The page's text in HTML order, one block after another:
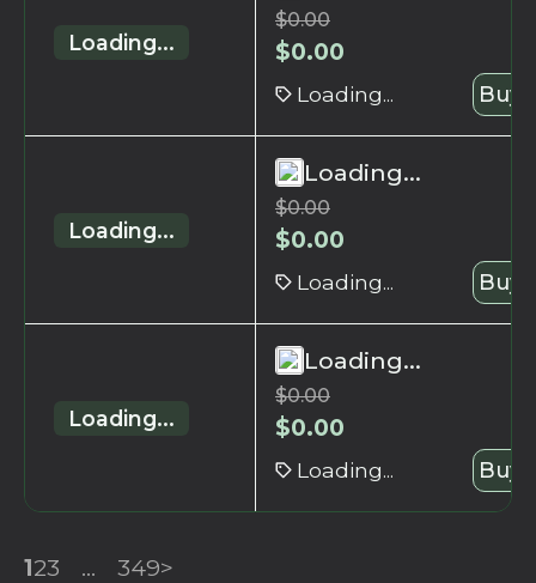
Loading...
$0.00
$0.00
Loading... Buy
Loading...
Loading...
$0.00
$0.00
Loading... Buy
Loading...
Loading...
$0.00
$0.00
Loading... Buy
123 ... 349>